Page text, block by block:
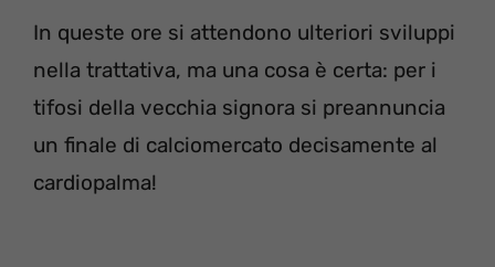
In queste ore si attendono ulteriori sviluppi
nella trattativa, ma una cosa è certa: per i
tifosi della vecchia signora si preannuncia
un finale di calciomercato decisamente al
cardiopalma!